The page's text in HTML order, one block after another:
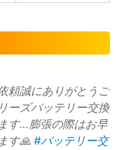
頼誠にありがとうご
ーズバッテリー交換
す…膨張の際はお早
す🙏 #バッテリー交